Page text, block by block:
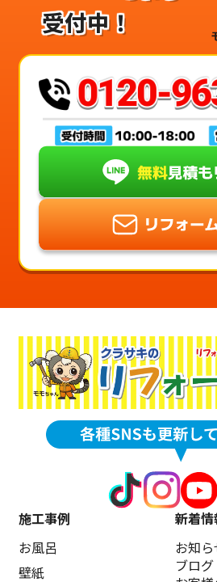
受付中！
施工事例
お風呂
壁紙
新着
お知ら
ブログ